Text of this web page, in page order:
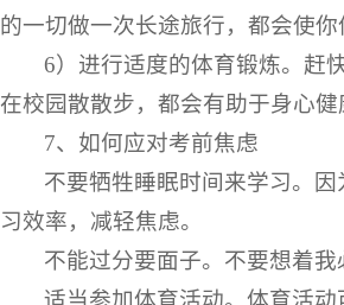
的一切做一次长途旅行，都会使你
6）进行适度的体育锻炼。赶
在校园散散步，都会有助于身心健
7、如何应对考前焦虑
不要牺牲睡眠时间来学习。
习效率，减轻焦虑。
不能过分要面子。不要想着
适当参加体育活动。体育活